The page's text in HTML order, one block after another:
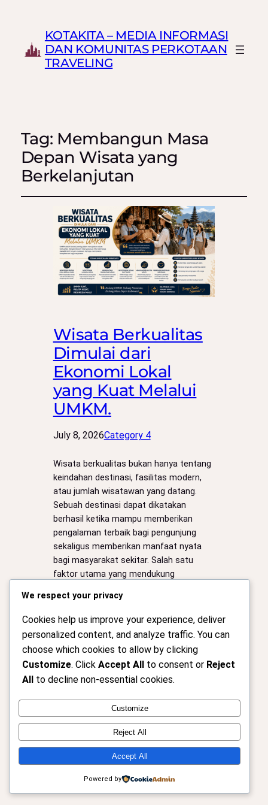
KOTAKITA – MEDIA INFORMASI
DAN KOMUNITAS PERKOTAAN
TRAVELING
Tag: Membangun Masa
Depan Wisata yang
Berkelanjutan
Wisata Berkualitas
Dimulai dari
Ekonomi Lokal
yang Kuat Melalui
UMKM.
July 8, 2026Category 4
Wisata berkualitas bukan hanya tentang
keindahan destinasi, fasilitas modern,
atau jumlah wisatawan yang datang.
Sebuah destinasi dapat dikatakan
berhasil ketika mampu memberikan
pengalaman terbaik bagi pengunjung
sekaligus memberikan manfaat nyata
bagi masyarakat sekitar. Salah satu
faktor utama yang mendukung
ekonomi lokal yang kuat, dan UMKM
menjadi bagian penting dalam
membangun fondasi…
Instagram
Facebook
X
Kotakita – Media Informasi dan Komunitas
Perkotaan Traveling
We respect your privacy
Cookies help us improve your experience, deliver
personalized content, and analyze traffic. You can
choose which cookies to allow by clicking
Customize. Click Accept All to consent or Reject
All to decline non-essential cookies.
Customize
Reject All
Accept All
Powered by